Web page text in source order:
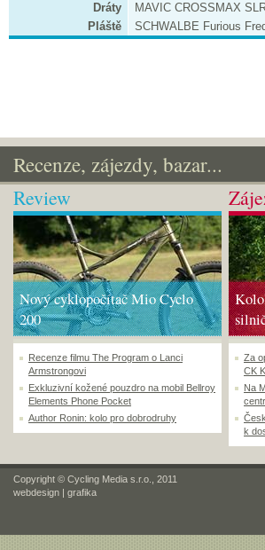
Dráty
MAVIC CROSSMAX
Pláště
SCHWALBE Furious
Recenze, zájezdy, bazar...
Review
Nový cyklopočítač Mio Cyclo
200
Recenze filmu The Program o Lanci
Armstrongovi
Exkluzivní kožené pouzdro na mobil Bellroy
Elements Phone Pocket
Author Ronin: kolo pro dobrodruhy
Za
CK
Na
k
Copyright © Cycling Media s.r.o., 2011
webdesign | grafika